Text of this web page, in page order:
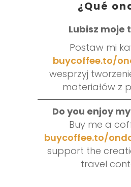
¿Qué
Lubisz moje
Postaw mi
buycoffee.to/
wesprzyj
materiałów z
Do you enjoy
Buy me a
buycoffee.to/
support the
travel